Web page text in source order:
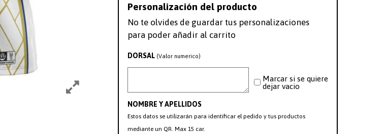
Personalización del producto
No te olvides de guardar tus personalizaciones
para poder añadir al carrito
DORSAL (Valor numerico)
Marcar si se quiere
dejar vacio
NOMBRE Y APELLIDOS
Estos datos se utilizarán para identificar el pedido y tus productos
mediante un QR. Max 15 car.